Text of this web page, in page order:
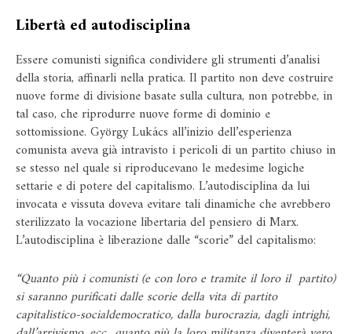
Libertà ed autodisciplina
Essere comunisti significa condividere gli strumenti d’analisi
della storia, affinarli nella pratica. Il partito non deve costruire
nuove forme di divisione basate sulla cultura, non potrebbe, in
tal caso, che riprodurre nuove forme di dominio e
sottomissione. György Lukács all’inizio dell’esperienza
comunista aveva già intravisto i pericoli di un partito chiuso in
se stesso nel quale si riproducevano le medesime logiche
settarie e di potere del capitalismo. L’autodisciplina da lui
invocata e vissuta doveva evitare tali dinamiche che avrebbero
sterilizzato la vocazione libertaria del pensiero di Marx.
L’autodisciplina è liberazione dalle “scorie” del capitalismo:
“Quanto più i comunisti (e con loro e tramite il loro il partito)
si saranno purificati dalle scorie della vita di partito
capitalistico-socialdemocratico, dalla burocrazia, dagli intrighi,